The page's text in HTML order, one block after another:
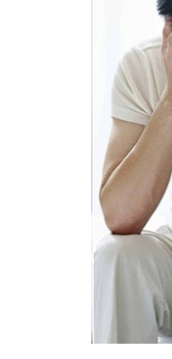
Đỗ Minh - Đánh Bay Mẩn